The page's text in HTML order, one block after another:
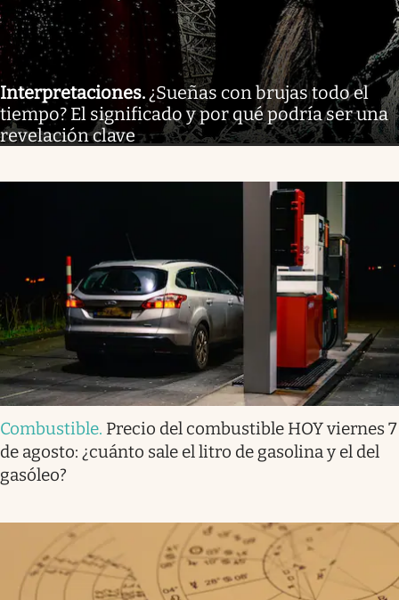
Interpretaciones. ¿Sueñas con brujas todo el
tiempo? El significado y por qué podría ser una
revelación clave
Combustible. Precio del combustible HOY viernes 7
de agosto: ¿cuánto sale el litro de gasolina y el del
gasóleo?